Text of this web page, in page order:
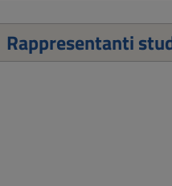
Rappresentanti